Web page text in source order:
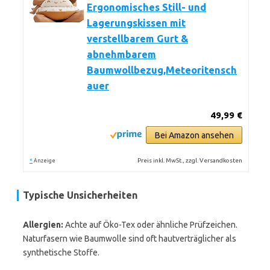
Ergonomisches Still- und
Lagerungskissen mit
verstellbarem Gurt &
abnehmbarem
Baumwollbezug,Meteoritensch
auer
49,99 €
Bei Amazon ansehen
* Anzeige Preis inkl. MwSt., zzgl. Versandkosten
Typische Unsicherheiten
Allergien: Achte auf Öko-Tex oder ähnliche Prüfzeichen.
Naturfasern wie Baumwolle sind oft hautverträglicher als
synthetische Stoffe.